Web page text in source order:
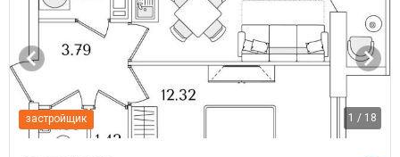
застройщик 1 / 18